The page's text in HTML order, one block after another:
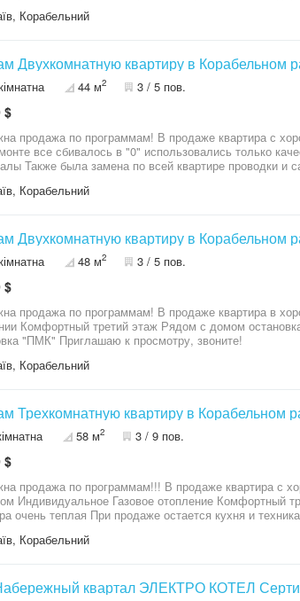
покрытие - паркет Свое индивидуальное
Приглашаю к просмотру, звоните!
Корабельний
Двухкомнатную квартиру в Корабельном
44 м2 3 / 5 пов.
$
продажа по программам! В продаже квартира с
все сбивалось в "0" использовались только
Также была замена по всей квартире проводки и
звоните!
Корабельний
Двухкомнатную квартиру в Корабельном
48 м2 3 / 5 пов.
$
продажа по программам! В продаже квартира в
Комфортный третий этаж Рядом с домом
"ПМК" Приглашаю к просмотру, звоните!
Корабельний
Трехкомнатную квартиру в Корабельном
58 м2 3 / 9 пов.
$
продажа по программам!!! В продаже квартира с
Индивидуальное Газовое отопление Комфортный
очень теплая При продаже остается кухня и
школы, магазины, аптеки, остановки общественного
Корабельний
квартал ЭЛЕКТРО КОТЕЛ